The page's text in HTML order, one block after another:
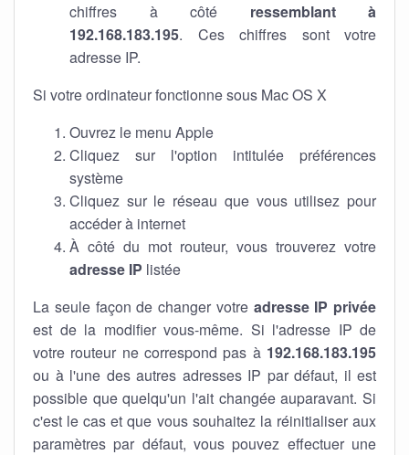
chiffres à côté ressemblant à
192.168.183.195. Ces chiffres sont votre
adresse IP.
Si votre ordinateur fonctionne sous Mac OS X
Ouvrez le menu Apple
Cliquez sur l'option intitulée préférences
système
Cliquez sur le réseau que vous utilisez pour
accéder à internet
À côté du mot routeur, vous trouverez votre
adresse IP listée
La seule façon de changer votre adresse IP privée
est de la modifier vous-même. Si l'adresse IP de
votre routeur ne correspond pas à 192.168.183.195
ou à l'une des autres adresses IP par défaut, il est
possible que quelqu'un l'ait changée auparavant. Si
c'est le cas et que vous souhaitez la réinitialiser aux
paramètres par défaut, vous pouvez effectuer une